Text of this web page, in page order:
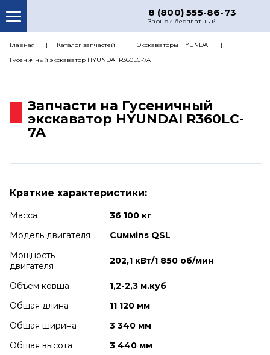
8 (800) 555-86-73
Звонок бесплатный
О НАС
КАТАЛОГ ЗАПЧАСТЕЙ
ДОСТАВКА
Главная Каталог запчастей
Экскаваторы HYUNDAI
Гусеничный экскаватор HYUNDAI R360LC-7A
Запчасти на Гусеничный
экскаватор HYUNDAI R360LC-
7A
Краткие характеристики:
Масса
36 100 кг
Модель двигателя
Cuммins QSL
Мощность
двигателя
202,1 кВт/1 850 об/мин
Объем ковша
1,2-2,3 м.куб
Общая длина
11 120 мм
Общая ширина
3 340 мм
Общая высота
3 440 мм